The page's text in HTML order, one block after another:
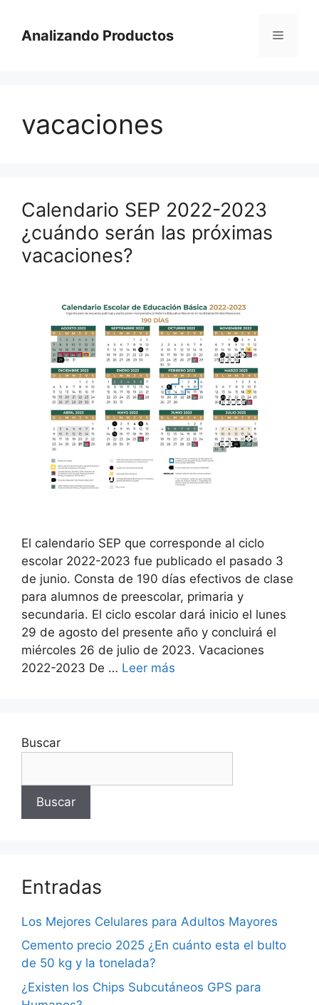
contenido
Analizando Productos Menú
vacaciones
Calendario SEP 2022-2023
¿cuándo serán las próximas
vacaciones?
El calendario SEP que corresponde al ciclo
escolar 2022-2023 fue publicado el pasado 3
de junio. Consta de 190 días efectivos de clase
para alumnos de preescolar, primaria y
secundaria. El ciclo escolar dará inicio el lunes
29 de agosto del presente año y concluirá el
miércoles 26 de julio de 2023. Vacaciones
2022-2023 De … Leer más
Buscar
Buscar
Entradas
Los Mejores Celulares para Adultos Mayores
Cemento precio 2025 ¿En cuánto esta el bulto
de 50 kg y la tonelada?
¿Existen los Chips Subcutáneos GPS para